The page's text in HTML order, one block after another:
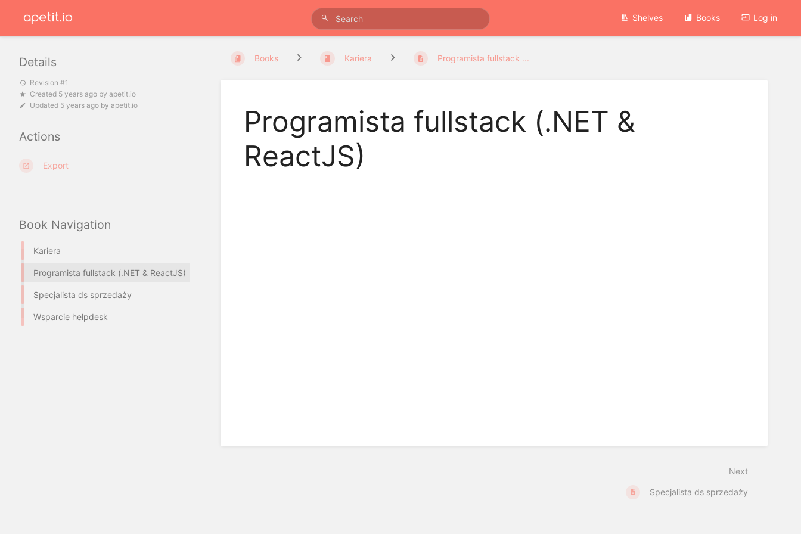
Shelves Books Log in
Book Navigation
Kariera
Programista fullstack (.NET & ReactJS)
Specjalista ds sprzedaży
Wsparcie helpdesk
Books Kariera Programista fullstack ...
Programista fullstack (.NET &
ReactJS)
Next
Specjalista ds sprzedaży
Details
Revision #1
Created 5 years ago by apetit.io
Updated 5 years ago by apetit.io
Actions
Export